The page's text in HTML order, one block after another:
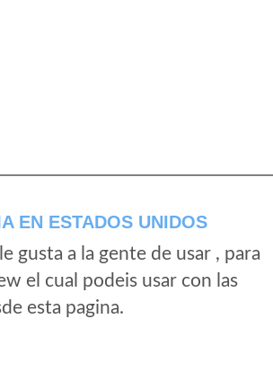
EN ESTADOS UNIDOS
gusta a la gente de usar , para
el cual podeis usar con las
esta pagina.